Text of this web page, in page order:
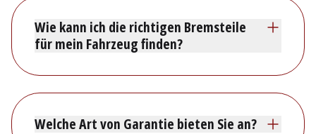
Wie kann ich die richtigen Bremsteile
für mein Fahrzeug finden?
Welche Art von Garantie bieten Sie an?